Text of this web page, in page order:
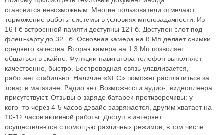
становится невозможным. Многие пользователи отмечают
торможение работы системы в условиях многозадачности. Из
16 Гб встроенной памяти доступны 12 Гб. Доступен слот под
флеш-карту до 32 Гб. Основная камера на 8 Мп делаетснимки
среднего качества. Вторая камера на 1.3 Мп позволяет
общаться в скайпе. Функции навигатора телефон выполняет
качественно, быстро. Беспроводная связь улавливается,
работает стабильно. Наличие «NFC» поможет расплатиться за
товар в магазине. Радио нет. Возможности аудио-, видеоплеера
присутствуют. Отзывы о заряде батареи противоречивы: у
кого- то через 4-5 часов девайс разряжается, другим хватает на
10-12 часов активной работы. Доступ в интернет
осуществляется с помощью различных режимов, в том числе